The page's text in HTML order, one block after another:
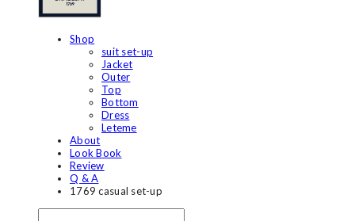
Shop
suit set-up
Jacket
Outer
Top
Bottom
Dress
Leteme
About
Look Book
Review
Q & A
1769 casual set-up